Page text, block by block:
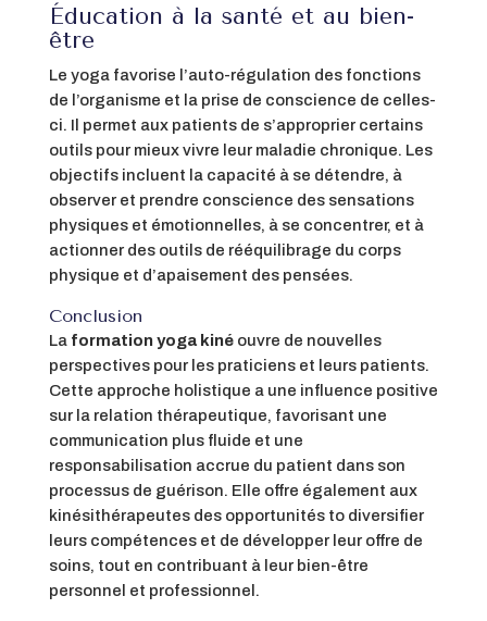
Éducation à la santé et au bien-
être
Le yoga favorise l’auto-régulation des fonctions
de l’organisme et la prise de conscience de celles-
ci. Il permet aux patients de s’approprier certains
outils pour mieux vivre leur maladie chronique. Les
objectifs incluent la capacité à se détendre, à
observer et prendre conscience des sensations
physiques et émotionnelles, à se concentrer, et à
actionner des outils de rééquilibrage du corps
physique et d’apaisement des pensées.
Conclusion
La formation yoga kinéouvre de nouvelles
perspectives pour les praticiens et leurs patients.
Cette approche holistique a une influence positive
sur la relation thérapeutique, favorisant une
communication plus fluide et une
responsabilisation accrue du patient dans son
processus de guérison. Elle offre également aux
kinésithérapeutes des opportunités to diversifier
leurs compétences et de développer leur offre de
soins, tout en contribuant à leur bien-être
personnel et professionnel.